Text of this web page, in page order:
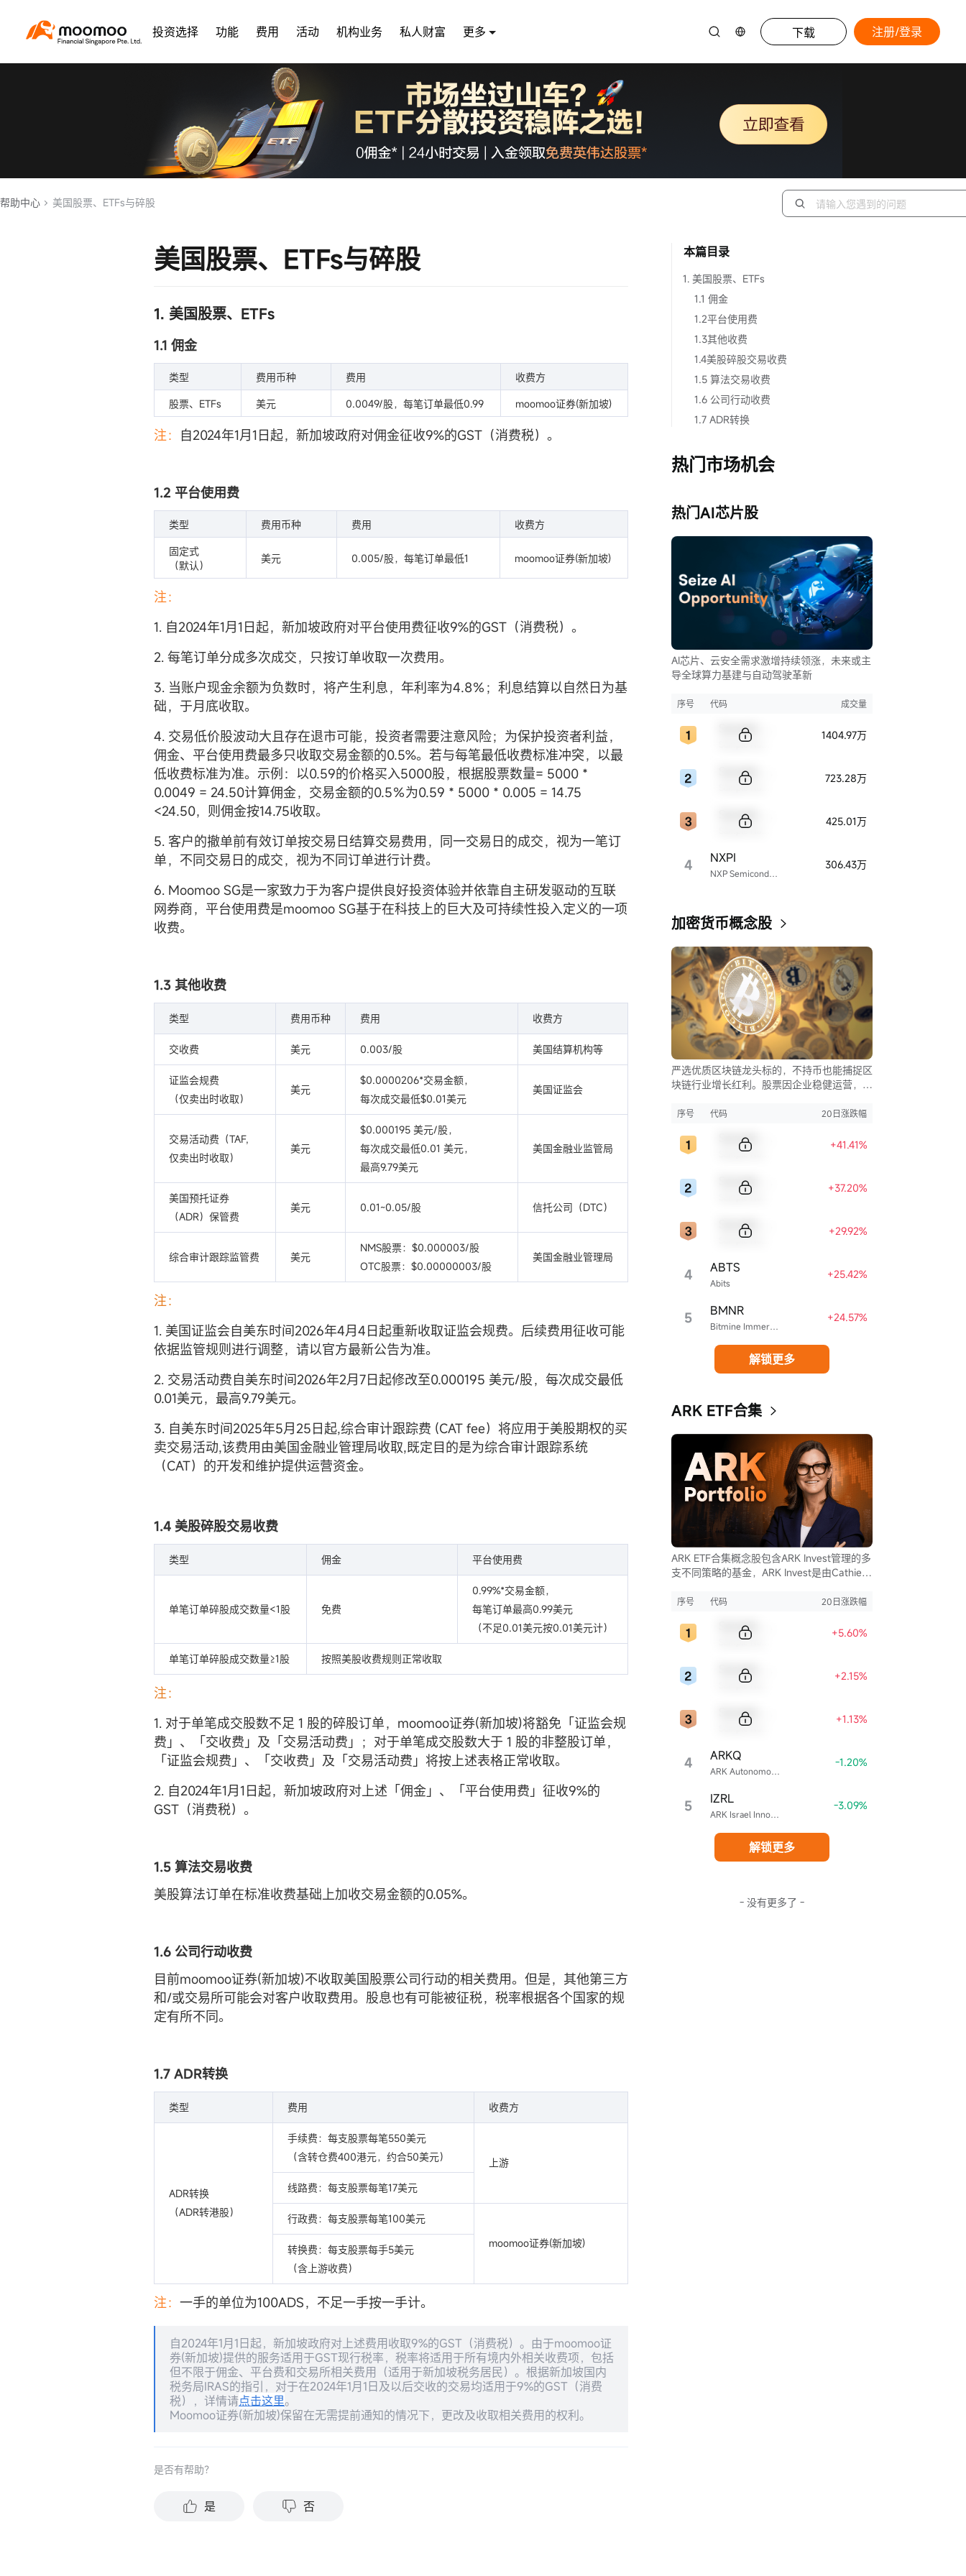
投资选择 功能 费用 活动 机构业务 私人财富 更多 下载 注册/登录
帮助中心 美国股票、ETFs与碎股
美国股票、ETFs与碎股
1. 美国股票、ETFs
1.1 佣金
类型 费用币种 费用
收费方
股票、ETFs
美元 0.0049/股，每笔订单最低0.99 moomoo证券(新加坡)
注： 自2024年1月1日起，新加坡政府对佣金征收9%的GST（消费税）。
1.2 平台使用费
类型 费用币种 费用
收费方
固定式
（默认）
美元 0.005/股，每笔订单最低1 moomoo证券(新加坡)
注：
1. 自2024年1月1日起，新加坡政府对平台使用费征收9%的GST（消费税）。
2. 每笔订单分成多次成交，只按订单收取一次费用。
3. 当账户现金余额为负数时，将产生利息，年利率为4.8％；利息结算以自然日为基
础，于月底收取。
4. 交易低价股波动大且存在退市可能，投资者需要注意风险；为保护投资者利益，
佣金、平台使用费最多只收取交易金额的0.5%。若与每笔最低收费标准冲突，以最
低收费标准为准。示例：以0.59的价格买入5000股，根据股票数量= 5000 *
0.0049 = 24.50计算佣金，交易金额的0.5％为0.59 * 5000 * 0.005 = 14.75
<24.50，则佣金按14.75收取。
5. 客户的撤单前有效订单按交易日结算交易费用，同一交易日的成交，视为一笔订
单，不同交易日的成交，视为不同订单进行计费。
6. Moomoo SG是一家致力于为客户提供良好投资体验并依靠自主研发驱动的互联
网券商，平台使用费是moomoo SG基于在科技上的巨大及可持续性投入定义的一项
收费。
1.3 其他收费
类型 费用币种 费用 收费方
交收费 美元 0.003/股 美国结算机构等
证监会规费
（仅卖出时收取）
美元
$0.0000206*交易金额，
每次成交最低$0.01美元
美国证监会
交易活动费（TAF,
仅卖出时收取）
美元
$0.000195 美元/股，
每次成交最低0.01 美元，
最高9.79美元
美国金融业监管局
美国预托证券
（ADR）保管费
美元 0.01~0.05/股 信托公司（DTC）
综合审计跟踪监管费 美元
NMS股票：$0.000003/股
OTC股票：$0.00000003/股
美国金融业管理局
注：
1. 美国证监会自美东时间2026年4月4日起重新收取证监会规费。后续费用征收可能
依据监管规则进行调整，请以官方最新公告为准。
2. 交易活动费自美东时间2026年2月7日起修改至0.000195 美元/股，每次成交最低
0.01美元，最高9.79美元。
3. 自美东时间2025年5月25日起,综合审计跟踪费 (CAT fee）将应用于美股期权的买
卖交易活动,该费用由美国金融业管理局收取,既定目的是为综合审计跟踪系统
（CAT）的开发和维护提供运营资金。
1.4 美股碎股交易收费
类型 佣金 平台使用费
单笔订单碎股成交数量<1股 免费
0.99%*交易金额，
每笔订单最高0.99美元
（不足0.01美元按0.01美元计）
单笔订单碎股成交数量≥1股 按照美股收费规则正常收取
注：
1. 对于单笔成交股数不足 1 股的碎股订单，moomoo证券(新加坡)将豁免「证监会规
费」、「交收费」及「交易活动费」；对于单笔成交股数大于 1 股的非整股订单，
「证监会规费」、「交收费」及「交易活动费」将按上述表格正常收取。
2. 自2024年1月1日起，新加坡政府对上述「佣金」、「平台使用费」征收9%的
GST（消费税）。
1.5 算法交易收费
美股算法订单在标准收费基础上加收交易金额的0.05%。
1.6 公司行动收费
目前moomoo证券(新加坡)不收取美国股票公司行动的相关费用。但是，其他第三方
和/或交易所可能会对客户收取费用。股息也有可能被征税，税率根据各个国家的规
定有所不同。
1.7 ADR转换
类型 费用 收费方
ADR转换
（ADR转港股）
手续费：每支股票每笔550美元
（含转仓费400港元，约合50美元）
上游
线路费：每支股票每笔17美元
行政费：每支股票每笔100美元
moomoo证券(新加坡)
转换费：每支股票每手5美元
（含上游收费）
注： 一手的单位为100ADS，不足一手按一手计。
自2024年1月1日起，新加坡政府对上述费用收取9%的GST（消费税）。由于moomoo证
券(新加坡)提供的服务适用于GST现行税率，税率将适用于所有境内外相关收费项，包括
但不限于佣金、平台费和交易所相关费用（适用于新加坡税务居民）。根据新加坡国内
税务局IRAS的指引，对于在2024年1月1日及以后交收的交易均适用于9%的GST（消费
税），详情请点击这里。
Moomoo证券(新加坡)保留在无需提前通知的情况下，更改及收取相关费用的权利。
是否有帮助？
是 否
本篇目录
1. 美国股票、ETFs
1.1 佣金
1.2平台使用费
1.3其他收费
1.4美股碎股交易收费
1.5 算法交易收费
1.6 公司行动收费
1.7 ADR转换
热门市场机会
热门AI芯片股
AI芯片、云安全需求激增持续领涨，未来或主
导全球算力基建与自动驾驶革新
序号 代码 成交量
1404.97万
723.28万
425.01万
4 NXP Semiconductors
NXPI 306.43万
加密货币概念股
严选优质区块链龙头标的，不持币也能捕捉区
块链行业增长红利。股票因企业稳健运营，相
资兼具安全与收益。
序号 代码 20日涨跌幅
+41.41%
+37.20%
+29.92%
4 Abits
ABTS +25.42%
5 Bitmine Immersion Technologies
BMNR +24.57%
解锁更多
ARK ETF合集
ARK ETF合集概念股包含ARK Invest管理的多
支不同策略的基金，ARK Invest是由Cathie
序号 代码 20日涨跌幅
+5.60%
+2.15%
+1.13%
4 ARK Autonomous Technology & Robotics ETF
ARKQ -1.20%
5 ARK Israel Innovative Technology ETF
IZRL -3.09%
解锁更多
- 没有更多了 -